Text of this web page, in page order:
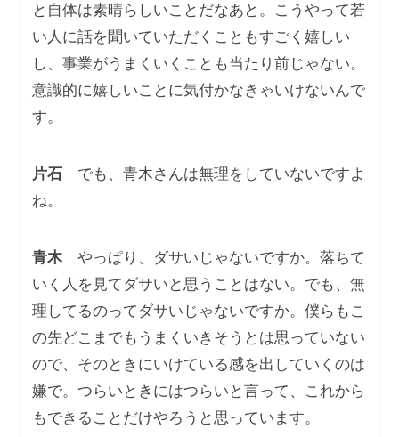
と自体は素晴らしいことだなあと。こうやって若
い人に話を聞いていただくこともすごく嬉しい
し、事業がうまくいくことも当たり前じゃない。
意識的に嬉しいことに気付かなきゃいけないんで
す。
片石でも、青木さんは無理をしていないですよ
ね。
青木やっぱり、ダサいじゃないですか。落ちて
いく人を見てダサいと思うことはない。でも、無
理してるのってダサいじゃないですか。僕らもこ
の先どこまでもうまくいきそうとは思っていない
ので、そのときにいけている感を出していくのは
嫌で。つらいときにはつらいと言って、これから
もできることだけやろうと思っています。